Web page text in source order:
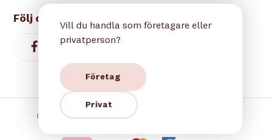
Följ oss
Copyright © 2026 Åsö. Alla rättigheter reserverade.
Vill du handla som företagare eller
privatperson?
Företag
Privat